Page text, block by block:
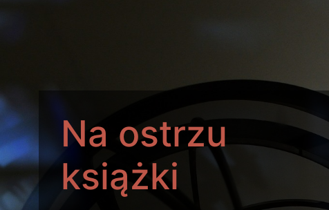
Na ostrzu
książki